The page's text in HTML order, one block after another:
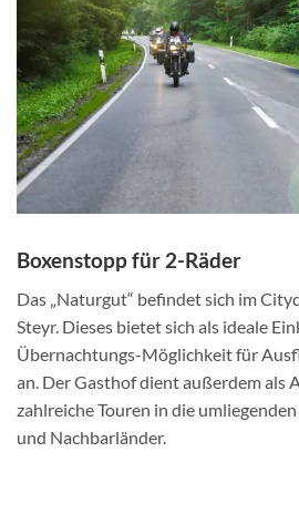
Boxenstopp für 2-Räder
Das „Naturgut“ befindet sich im
Steyr. Dieses bietet sich als ideale
Übernachtungs-Möglichkeit für
an. Der Gasthof dient außerdem als
zahlreiche Touren in die
und Nachbarländer.